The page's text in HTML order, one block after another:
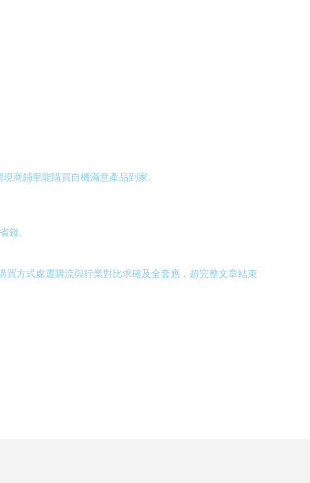
商鋪里能購買自機滿意產品到家。
錢。
方式處選購流與行業對比求確及全套應，超完整文章結束